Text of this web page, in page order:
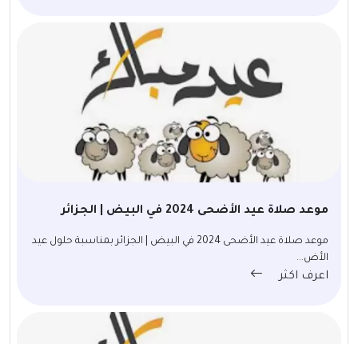
موعد صلاة عيد الأضحى 2024 في البيض | الجزائر
موعد صلاة عيد الأضحى 2024 في البيض | الجزائر بمناسبة حلول عيد
الأض...
اعرف اكثر